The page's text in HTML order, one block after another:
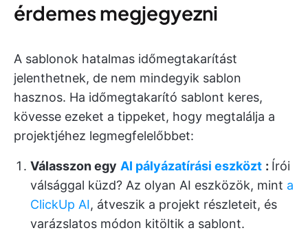
érdemes megjegyezni
A sablonok hatalmas időmegtakarítást
jelenthetnek, de nem mindegyik sablon
hasznos. Ha időmegtakarító sablont keres,
kövesse ezeket a tippeket, hogy megtalálja a
projektjéhez legmegfelelőbbet:
Válasszon egy AI pályázatírási eszközt : Írói
válsággal küzd? Az olyan AI eszközök, mint a
ClickUp AI, átveszik a projekt részleteit, és
varázslatos módon kitöltik a sablont.